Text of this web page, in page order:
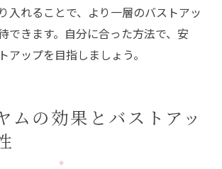
入れることで、より一層のバストアッ
できます。自分に合った方法で、安
アップを目指しましょう。
ムの効果とバストアッ